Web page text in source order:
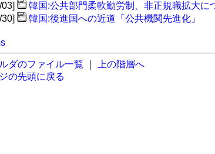
韓国:公共部門柔軟勤労制、非正規職拡大に
韓国:後進国への近道「公共機関先進化」
ダのファイル一覧
上の階層へ
の先頭に戻る